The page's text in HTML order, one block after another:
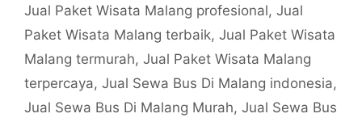
Jual Paket Wisata Malang profesional, Jual
Paket Wisata Malang terbaik, Jual Paket Wisata
Malang termurah, Jual Paket Wisata Malang
terpercaya, Jual Sewa Bus Di Malang indonesia,
Jual Sewa Bus Di Malang Murah, Jual Sewa Bus